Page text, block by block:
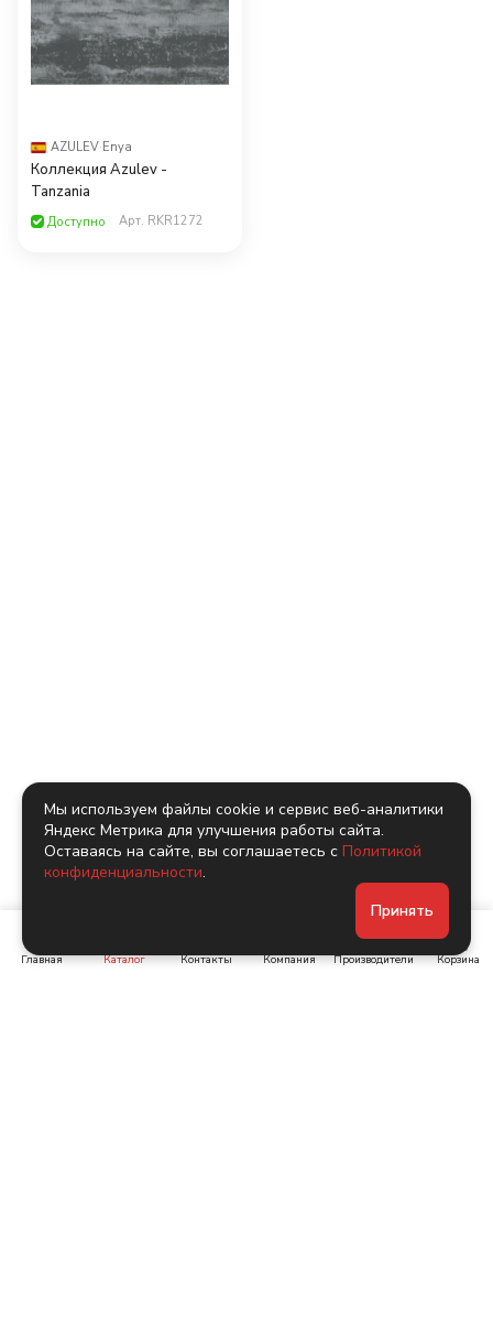
AZULEV·Enya
Коллекция Azulev -
Tanzania
Доступно Арт. RKR1272
Главная Каталог Контакты Компания Производители Корзина
Мы используем файлы cookie и сервис веб-аналитики
Яндекс Метрика для улучшения работы сайта.
Оставаясь на сайте, вы соглашаетесь с Политикой
конфиденциальности.
Принять